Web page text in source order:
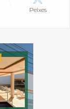
Peixes